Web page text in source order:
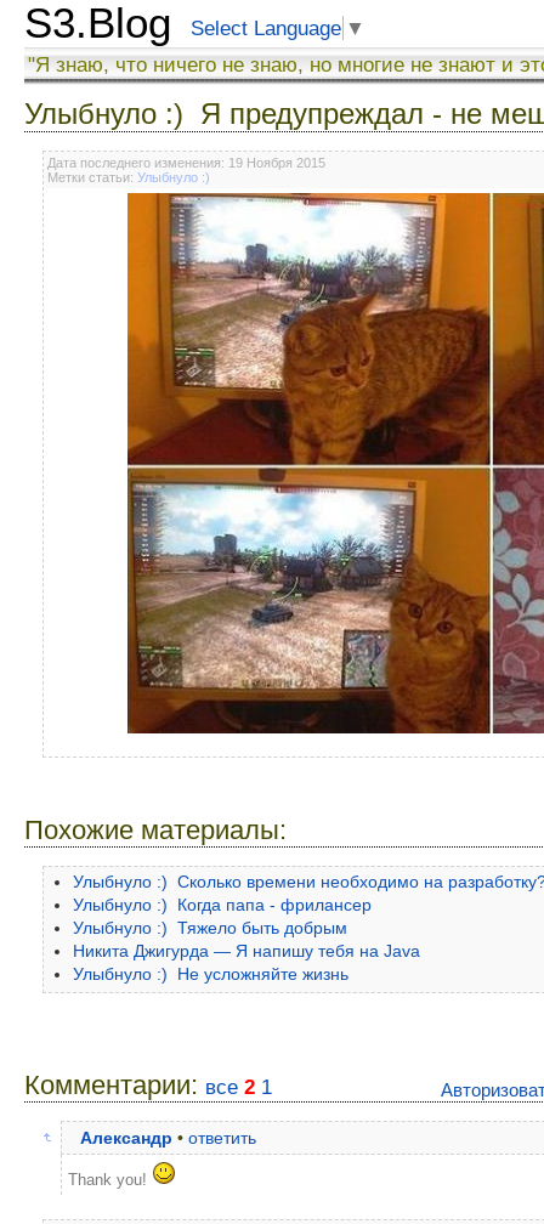
S3.Blog Select Language ▼
"Я знаю, что ничего не знаю, но многие не знают и
Улыбнуло :) Я предупреждал - не
Дата последнего изменения: 19 Ноября 2015
Метки статьи: Улыбнуло :)
Похожие материалы:
Улыбнуло :) Сколько времени необходимо на
Улыбнуло :) Когда папа - фрилансер
Улыбнуло :) Тяжело быть добрым
Никита Джигурда — Я напишу тебя на Java
Улыбнуло :) Не усложняйте жизнь
Комментарии: все 2 1
Александр • ответить
Thank you!